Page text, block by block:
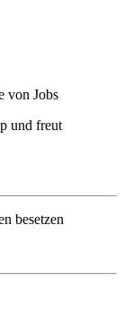
von Jobs
besetzen